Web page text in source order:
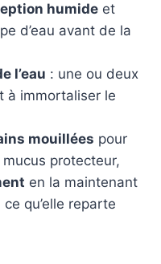
humide et
d’eau avant de la
l’eau : une ou deux
à immortaliser le
mouillées pour
protecteur,
en la maintenant
qu’elle reparte